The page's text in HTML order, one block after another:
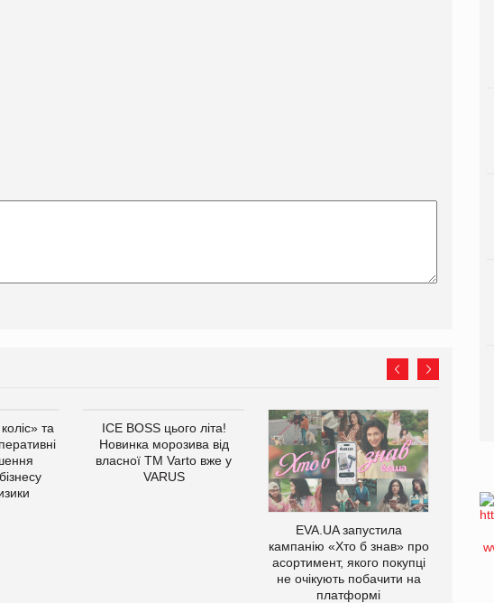
та
ICE BOSS цього літа!
Новинка морозива від
власної ТМ Varto вже у
VARUS
EVA.UA запустила
кампанію «Хто б знав» про
асортимент, якого покупці
не очікують побачити на
платформі